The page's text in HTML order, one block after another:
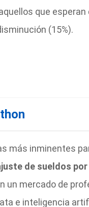
que
(15%).
más inminentes
de sueldos
un mercado de
e inteligencia